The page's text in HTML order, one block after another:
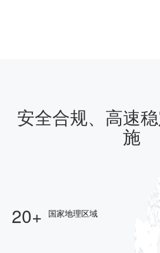
安全合规、高速
施
20+ 国家地理区域